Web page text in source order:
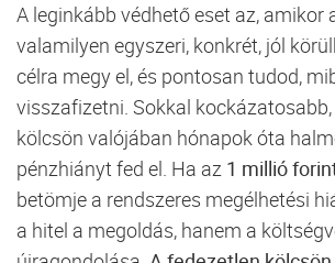
A leginkább védhetőeset az, amikor
valamilyen egyszeri, konkrét, jól
célra megyel,és pontosan tudod,
visszafizetni. Sokkal kockázatosabb,
kölcsön valójában hónapokóta
pénzhiányt fed el. Ha az 1 millió
betömje a rendszeres megélhetési
a hitel a megoldás, hanem a